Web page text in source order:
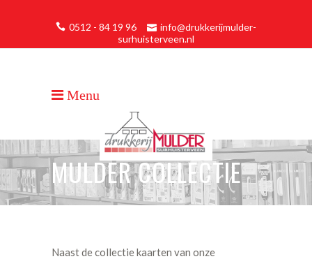
0512 - 84 19 96
info@drukkerijmulder-
surhuisterveen.nl
MULDER COLLECTIE
Naast de collectie kaarten van onze